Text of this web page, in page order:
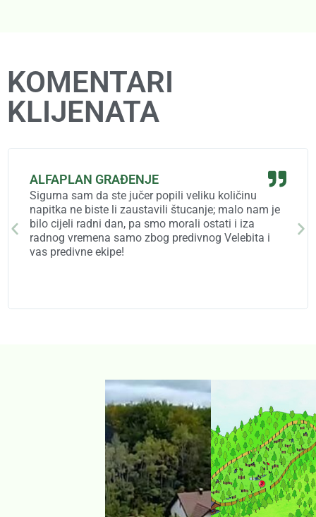
KOMENTARI
KLIJENATA
ALFAPLAN GRAĐENJE
Sigurna sam da ste jučer popili veliku količinu
napitka ne biste li zaustavili štucanje; malo nam je
bilo cijeli radni dan, pa smo morali ostati i iza
radnog vremena samo zbog predivnog Velebita i
vas predivne ekipe!